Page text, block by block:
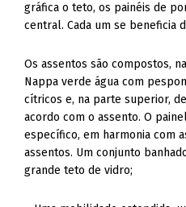
gráfica o teto, os painéis de
central. Cada um se beneficia
Os assentos são compostos,
Nappa verde água com
cítricos e, na parte superior,
acordo com o assento. O
específico, em harmonia com
assentos. Um conjunto
grande teto de vidro;